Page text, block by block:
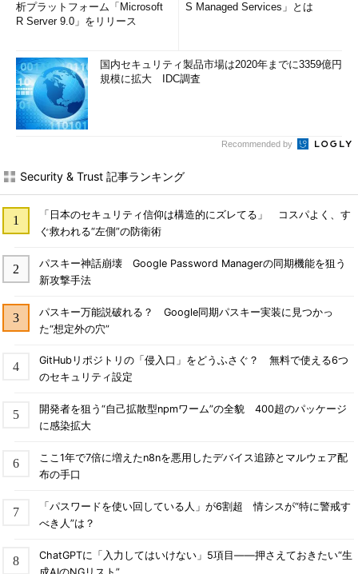
析プラットフォーム「Microsoft
R Server 9.0」をリリース
S Managed Services」とは
国内セキュリティ製品市場は2020年までに3359億円
規模に拡大 IDC調査
Recommended by
Security & Trust 記事ランキング
「日本のセキュリティ信仰は構造的にズレてる」 コスパよく、す
ぐ救われる“左側”の防衛術
パスキー神話崩壊 Google Password Managerの同期機能を狙う
新攻撃手法
パスキー万能説破れる？ Google同期パスキー実装に見つかっ
た“想定外の穴”
GitHubリポジトリの「侵入口」をどうふさぐ？ 無料で使える6つ
のセキュリティ設定
開発者を狙う“自己拡散型npmワーム”の全貌 400超のパッケージ
に感染拡大
ここ1年で7倍に増えたn8nを悪用したデバイス追跡とマルウェア配
布の手口
「パスワードを使い回している人」が6割超 情シスが“特に警戒す
べき人”は？
ChatGPTに「入力してはいけない」5項目――押さえておきたい“生